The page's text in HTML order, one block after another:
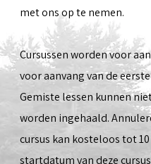
met ons op te nemen.
Cursussen worden voor
voor aanvang van de
Gemiste lessen kunnen
worden ingehaald.
cursus kan kosteloos tot
startdatum van deze